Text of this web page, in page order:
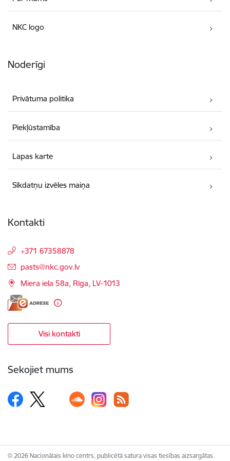
NKC logo
Noderīgi
Privātuma politika
Piekļūstamība
Lapas karte
Sīkdatņu izvēles maiņa
Kontakti
+371 67358878
E-pasts:
pasts@nkc.gov.lv
Miera iela 58a, Rīga, LV-1013
Visi kontakti
Sekojiet mums
© 2026 Nacionālais kino centrs, publicētā satura visas tiesības aizsargātas.